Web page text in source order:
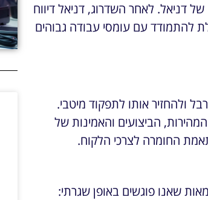
דניאל. לאחר השדרוג, דניאל דיווח
להתמודד עם עומסי עבודה גבוהים
ולהחזיר אותו לתפקוד מיטבי.
הביצועים והאמינות של
החומרה לצרכי הלקוח.
שאנו פוגשים באופן שגרתי: